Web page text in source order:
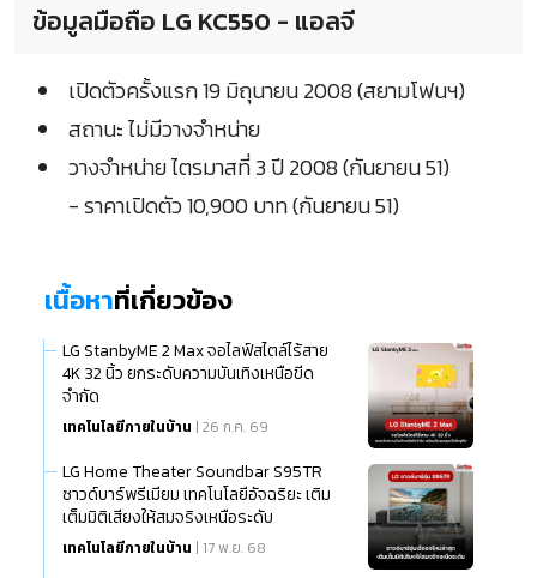
ข้อมูลมือถือ LG KC550 - แอลจี
เปิดตัวครั้งแรก 19 มิถุนายน 2008 (สยามโฟนฯ)
สถานะ ไม่มีวางจำหน่าย
วางจำหน่าย ไตรมาสที่ 3 ปี 2008 (กันยายน 51)
- ราคาเปิดตัว 10,900 บาท (กันยายน 51)
เนื้อหาที่เกี่ยวข้อง
LG StanbyME 2 Max จอไลฟ์สไตล์ไร้สาย
4K 32 นิ้ว ยกระดับความบันเทิงเหนือขีด
จำกัด
เทคโนโลยีภายในบ้าน | 26 ก.ค. 69
LG Home Theater Soundbar S95TR
ซาวด์บาร์พรีเมียม เทคโนโลยีอัจฉริยะ เติม
เต็มมิติเสียงให้สมจริงเหนือระดับ
เทคโนโลยีภายในบ้าน | 17 พ.ย. 68